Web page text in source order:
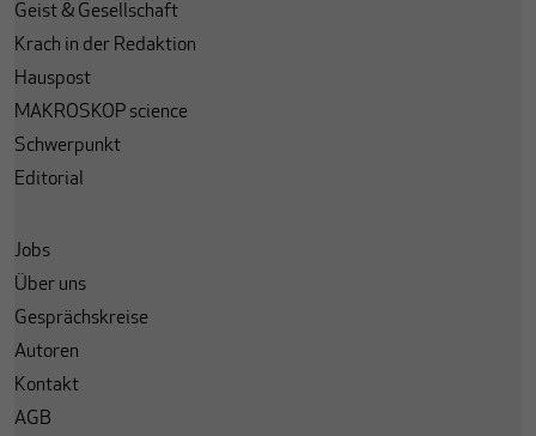
Geist & Gesellschaft
Krach in der Redaktion
Hauspost
MAKROSKOP science
Schwerpunkt
Editorial
Jobs
Über uns
Gesprächskreise
Autoren
Kontakt
AGB